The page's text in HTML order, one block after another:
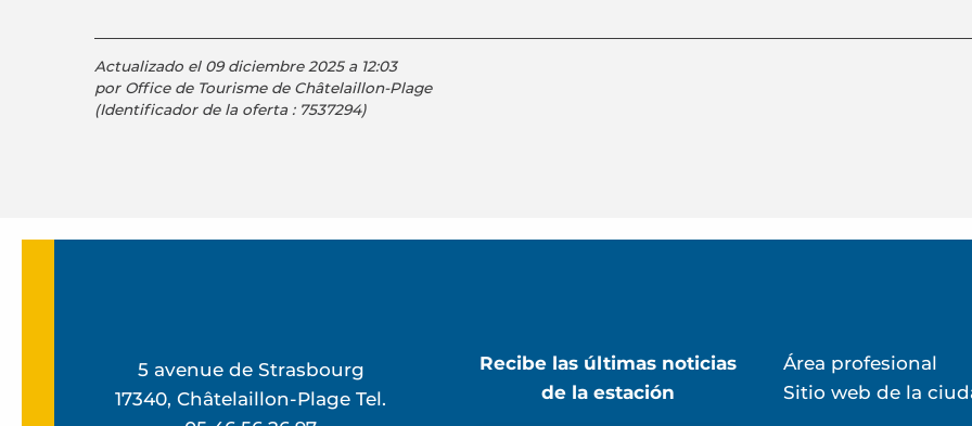
Actualizado el 09 diciembre 2025 a 12:03
por Office de Tourisme de Châtelaillon-Plage
(Identificador de la oferta : 7537294)
5 avenue de Strasbourg
17340, Châtelaillon-Plage Tel.
Recibe las últimas noticias
de la estación
Área profesional
Sitio web de la